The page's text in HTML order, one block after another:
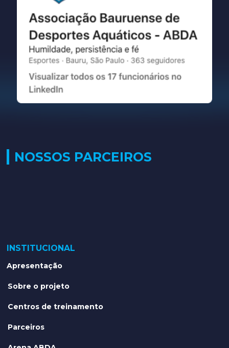
NOSSOS PARCEIROS
INSTITUCIONAL
Apresentação
Sobre o projeto
Centros de treinamento
Parceiros